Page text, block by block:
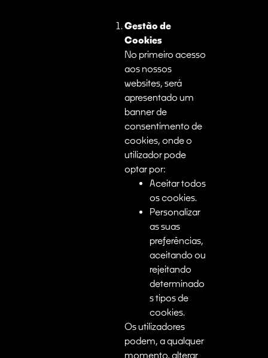
Gestão de
Cookies
No primeiro acesso
aos nossos
websites, será
apresentado um
banner de
consentimento de
cookies, onde o
utilizador pode
optar por:
Aceitar todos
os cookies.
Personalizar
as suas
preferências,
aceitando ou
rejeitando
determinado
s tipos de
cookies.
Os utilizadores
podem, a qualquer
momento, alterar